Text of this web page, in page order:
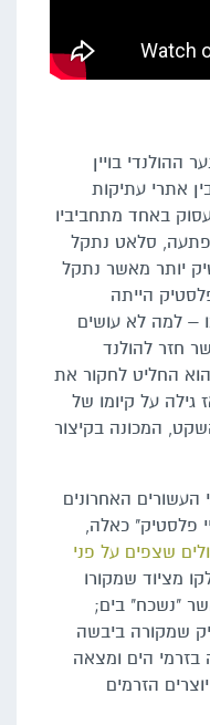
בן 16, נסע הנער ההולנדי בויין
אתרי עתיקות
באחד מתחביביו
סלאט נתקל
יותר מאשר נתקל
הייתה
– למה לא עושים
חזר להולנד
החליט לחקור את
גילה על קיומו של
המכונה בקיצור
העשורים האחרונים
פלסטיק" כאלה,
שצפים על פני
מציוד שמקורו
"נשכח" בים;
שמקורה ביבשה
הים ומצאה
הזרמים